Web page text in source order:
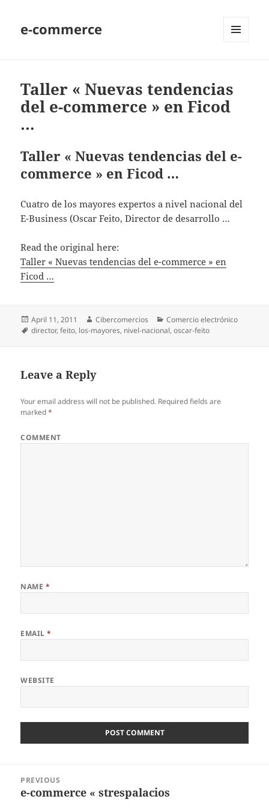
e-commerce
Taller « Nuevas tendencias
del e-commerce » en Ficod
…
Taller « Nuevas tendencias del e-
commerce » en Ficod …
Cuatro de los mayores expertos a nivel nacional del
E-Business (Oscar Feito, Director de desarrollo …
Read the original here:
Taller « Nuevas tendencias del e-commerce » en
Ficod …
Posted
on
April 11, 2011 Author
Cibercomercios Categories
Comercio electrónico
Tags
director,feito, los-mayores, nivel-nacional,oscar-feito
Leave a Reply
Your email address will not be published. Required fields are
marked*
COMMENT
NAME *
EMAIL*
WEBSITE
navigation
PREVIOUS
Previous
e-commerce « strespalacios